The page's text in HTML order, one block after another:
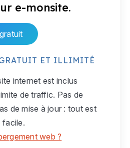
e-monsite.
ET ILLIMITÉ
internet est inclus
de traffic. Pas de
de mise à jour : tout est
facile.
web ?